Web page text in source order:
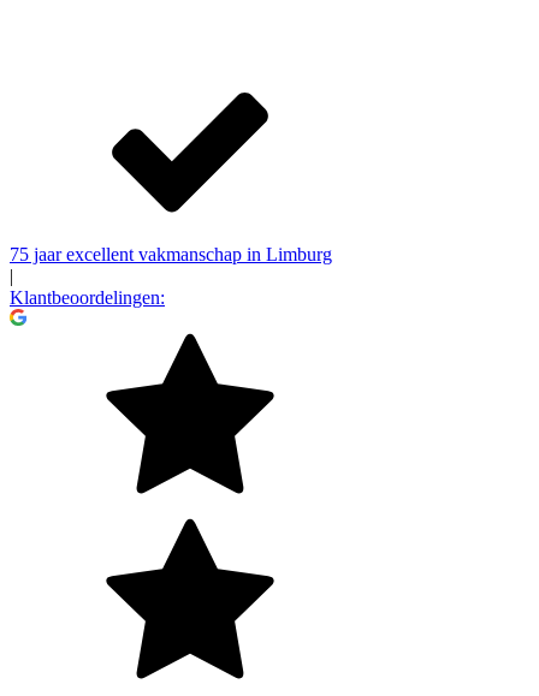
75 jaar excellent vakmanschap in Limburg
|
Klantbeoordelingen: